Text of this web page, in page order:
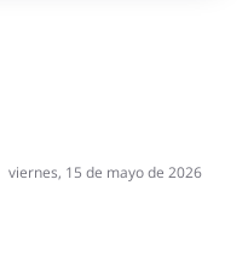
viernes, 15 de mayo de 2026